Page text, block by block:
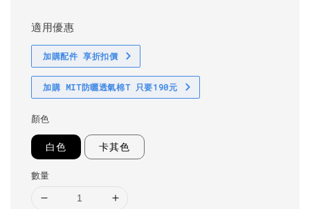
適用優惠
加購配件 享折扣價
加購 MIT防曬透氣棉T 只要190元
顏色
白色 卡其色
數量